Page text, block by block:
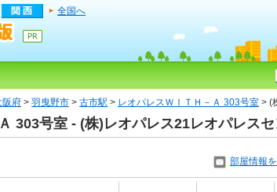
全国へ
阪府 > 羽曳野市 > 古市駅 > レオパレスＷＩＴＨ－Ａ 303号室 > (
303号室 - (株)レオパレス21レオパレス
部屋情報